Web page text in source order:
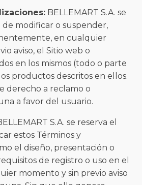
BELLEMART S.A. se
modificar o suspender,
en cualquier
aviso, el Sitio web o
en los mismos (todo o parte
productos descritos en ellos.
derecho a reclamo o
a favor del usuario.
S.A. se reserva el
estos Términos y
el diseño, presentación o
de registro o uso en el
momento y sin previo aviso